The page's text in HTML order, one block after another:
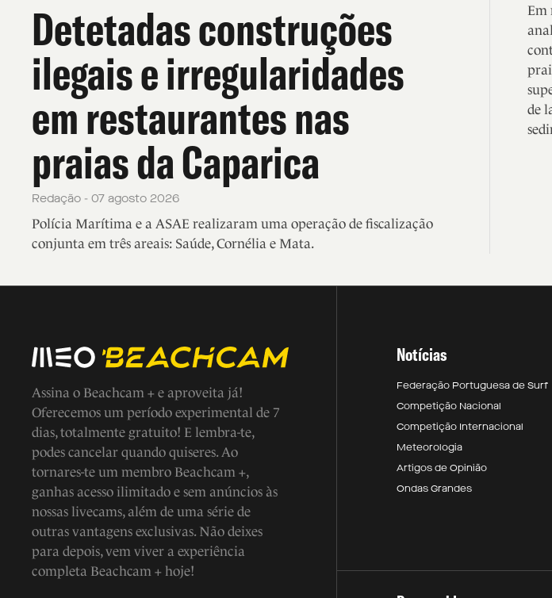
Detetadas construções
ilegais e irregularidades
em restaurantes nas
praias da Caparica
Redação - 07 agosto 2026
Polícia Marítima e a ASAE realizaram uma operação de fiscalização
conjunta em três areais: Saúde, Cornélia e Mata.
Em
de
Assina o Beachcam + e aproveita já!
Oferecemos um período experimental de 7
dias, totalmente gratuito! E lembra-te,
podes cancelar quando quiseres. Ao
tornares-te um membro Beachcam +,
ganhas acesso ilimitado e sem anúncios às
nossas livecams, além de uma série de
outras vantagens exclusivas. Não deixes
para depois, vem viver a experiência
completa Beachcam + hoje!
Notícias
Federação Portuguesa de Surf
Competição Nacional
Competição Internacional
Meteorologia
Artigos de Opinião
Ondas Grandes